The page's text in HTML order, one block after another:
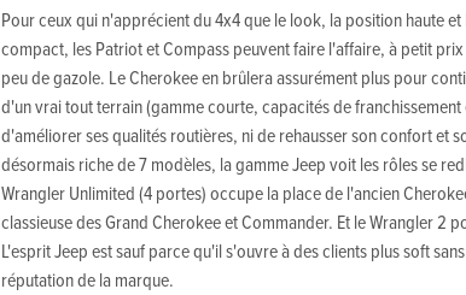
Pour ceux qui n'apprécient du 4x4 que le look, la position haute
compact, les Patriot et Compass peuvent faire l'affaire, à petit
peu de gazole. Le Cherokee en brûlera assurément plus pour
d'un vrai tout terrain (gamme courte, capacités de
d'améliorer ses qualités routières, ni de rehausser son confort et
désormais riche de 7 modèles, la gamme Jeep voit les rôles se
Wrangler Unlimited (4 portes) occupe la place de l'ancien
classieuse des Grand Cherokee et Commander. Et le Wrangler 2
L'esprit Jeep est sauf parce qu'il s'ouvre à des clients plus soft
réputation de la marque.